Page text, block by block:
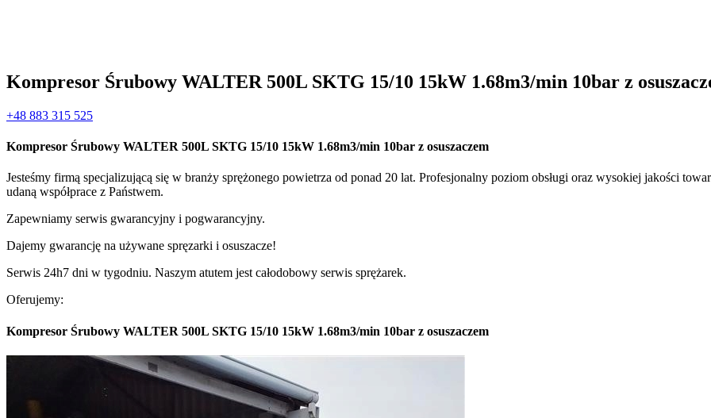
Kompresor Śrubowy WALTER 500L SKTG 15/10 15kW 1.68m3/min 10bar z
+48 883 315 525
Kompresor Śrubowy WALTER 500L SKTG 15/10 15kW 1.68m3/min 10bar z osuszaczem
Jesteśmy firmą specjalizującą się w branży sprężonego powietrza od ponad 20 lat. Profesjonalny poziom obsługi oraz wysokiej jakości
udaną współprace z Państwem.
Zapewniamy serwis gwarancyjny i pogwarancyjny.
Dajemy gwarancję na używane spręzarki i osuszacze!
Serwis 24h7 dni w tygodniu. Naszym atutem jest całodobowy serwis sprężarek.
Oferujemy:
Kompresor Śrubowy WALTER 500L SKTG 15/10 15kW 1.68m3/min 10bar z osuszaczem